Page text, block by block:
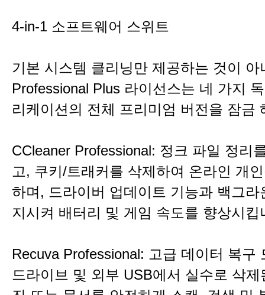
4-in-1 소프트웨어 스위트
기본 시스템 클리닝만 제공하는 것이 아
Professional Plus 라이선스는 네 가지
리케이션의 전체 프리미엄 버전을 잠금
CCleaner Professional: 정크 파일 정리
고, 쿠키/트래커를 삭제하여 온라인 개
하며, 드라이버 업데이트 기능과 백그라
지시켜 배터리 및 게임 속도를 향상시킵
Recuva Professional: 고급 데이터 복구
드라이브 및 외부 USB에서 실수로 삭